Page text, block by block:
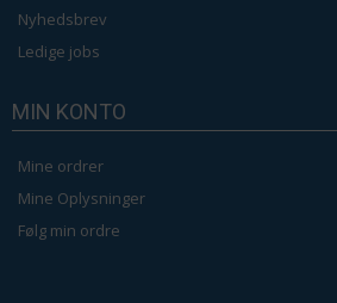
Nyhedsbrev
Ledige jobs
MIN KONTO
Mine ordrer
Mine Oplysninger
Følg min ordre